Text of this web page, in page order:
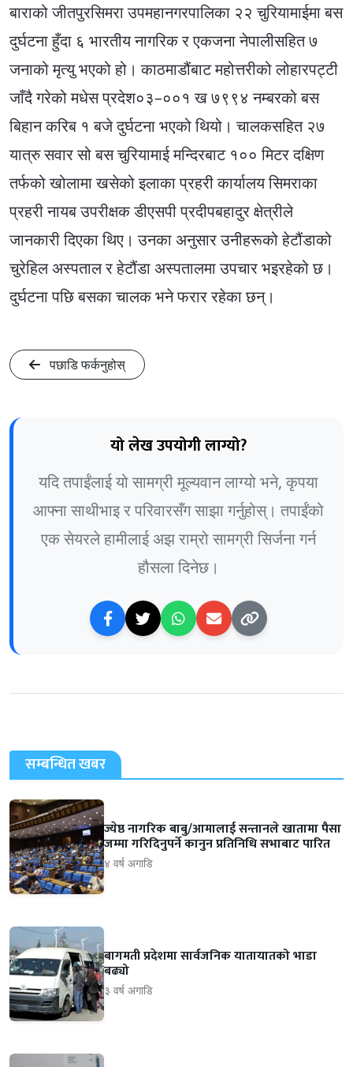
बाराको जीतपुरसिमरा उपमहानगरपालिका २२ चुरियामाईमा बस
दुर्घटना हुँदा ६ भारतीय नागरिक र एकजना नेपालीसहित ७
जनाको मृत्यु भएको हो। काठमाडौंबाट महोत्तरीको लोहारपट्टी
जाँदै गरेको मधेस प्रदेश०३–००१ ख ७९९४ नम्बरको बस
बिहान करिब १ बजे दुर्घटना भएको थियो। चालकसहित २७
यात्रु सवार सो बस चुरियामाई मन्दिरबाट १०० मिटर दक्षिण
तर्फको खोलामा खसेको इलाका प्रहरी कार्यालय सिमराका
प्रहरी नायब उपरीक्षक डीएसपी प्रदीपबहादुर क्षेत्रीले
जानकारी दिएका थिए। उनका अनुसार उनीहरूको हेटौंडाको
चुरेहिल अस्पताल र हेटौंडा अस्पतालमा उपचार भइरहेको छ।
दुर्घटना पछि बसका चालक भने फरार रहेका छन्।
पछाडि फर्कनुहोस्
यो लेख उपयोगी लाग्यो?
यदि तपाईंलाई यो सामग्री मूल्यवान लाग्यो भने, कृपया
आफ्ना साथीभाइ र परिवारसँग साझा गर्नुहोस्। तपाईंको
एक सेयरले हामीलाई अझ राम्रो सामग्री सिर्जना गर्न
हौसला दिनेछ।
सम्बन्धित खबर
ज्येष्ठ नागरिक बाबु/आमालाई सन्तानले खातामा पैसा
जम्मा गरिदिनुपर्ने कानुन प्रतिनिधि सभाबाट पारित
४ वर्ष अगाडि
बागमती प्रदेशमा सार्वजनिक यातायातको भाडा
बढ्यो
३ वर्ष अगाडि